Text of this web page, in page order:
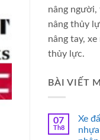
nâng người,
nâng thủy
nâng tay, xe
thủy lực.
BÀI VIẾT
07
Th8
Xe